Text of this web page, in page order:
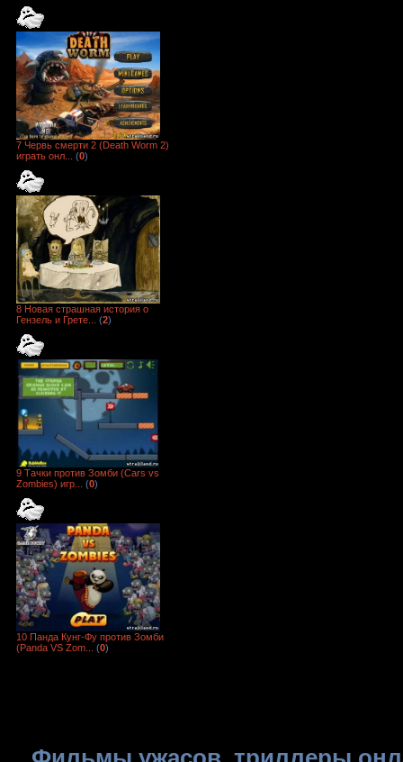
7 Червь смерти 2 (Death Worm 2)
играть онл...
(0)
8 Новая страшная история о
Гензель и Грете...
(2)
9 Тачки против Зомби (Cars vs
Zombies) игр...
(0)
10 Панда Кунг-Фу против Зомби
(Panda VS Zom...
(0)